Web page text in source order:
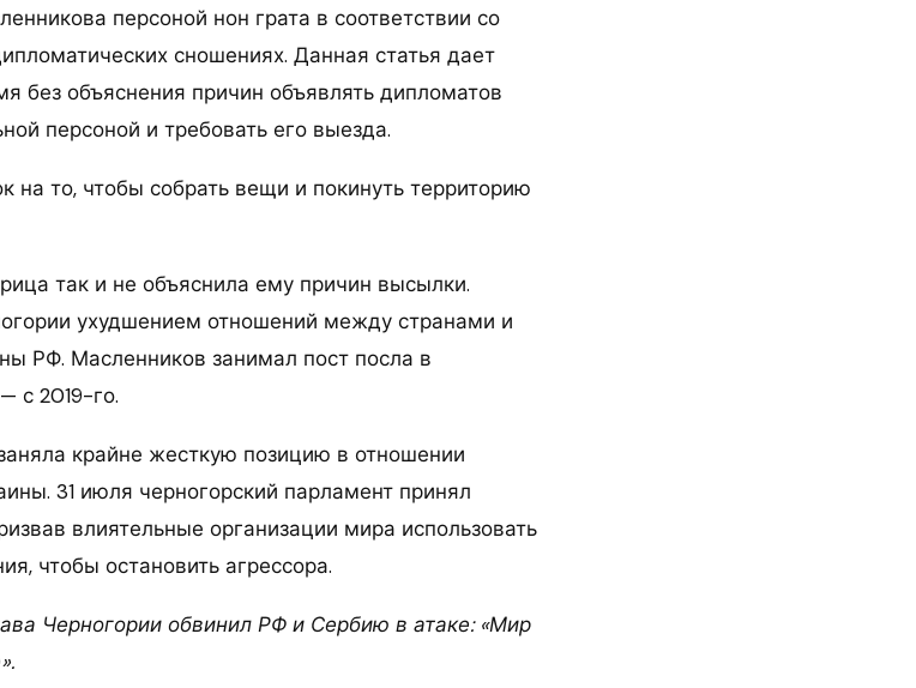
персоной нон грата в соответствии со
сношениях. Данная статья дает
без объяснения причин объявлять дипломатов
персоной и требовать его выезда.
на то, чтобы собрать вещи и покинуть территорию
так и не объяснила ему причин высылки.
ухудшением отношений между странами и
РФ. Масленников занимал пост посла в
с 2019-го.
крайне жесткую позицию в отношении
31 июля черногорский парламент принял
влиятельные организации мира использовать
чтобы остановить агрессора.
Черногории обвинил РФ и Сербию в атаке: «Мир